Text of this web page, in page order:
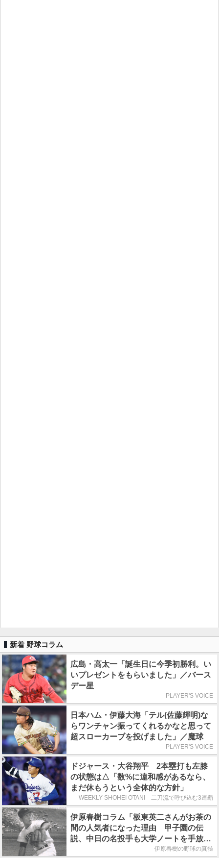
新着 野球コラム
広島・高太一「誕生日に今季初勝利。い
いプレゼントをもらいました」／バース
デー星
PLAYER'S VOICE
日本ハム・伊藤大海「テル(佐藤輝明)な
らワンチャン振ってくれるかなと思って
超スローカーブを投げました」／魔球
PLAYER'S VOICE
ドジャース・大谷翔平 2本塁打も左膝
の状態は△「数%に違和感があるなら、
まだ休もうという全体的な方針」
WEEKLY SHOHEI OTANI 二刀流で呼び込む3連覇
伊原春樹コラム「板東英二さんがお茶の
間の人気者になった理由 甲子園の伝
説、中日の名投手も大学ノートを手放さ
伊原春樹の野球の真髄